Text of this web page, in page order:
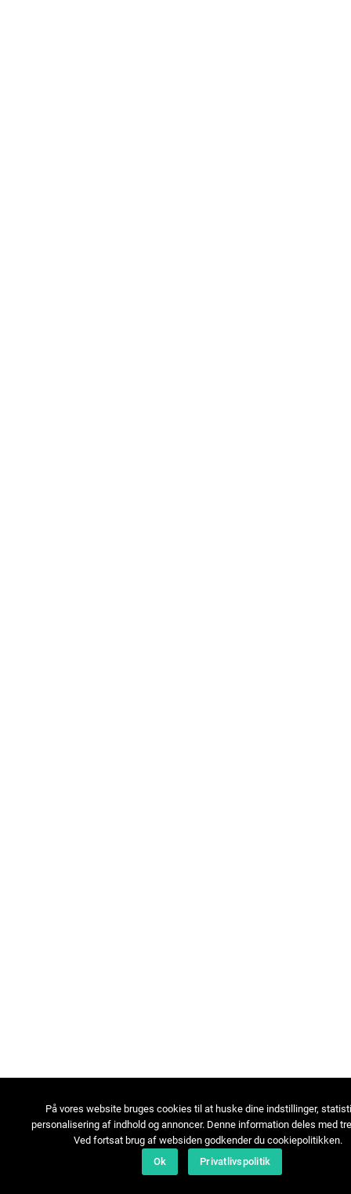
På vores website bruges cookies til at huske dine indstillinger,
personalisering af indhold og annoncer. Denne information deles med
Ved fortsat brug af websiden godkender du cookiepolitikken.
Ok
Privatlivspolitik